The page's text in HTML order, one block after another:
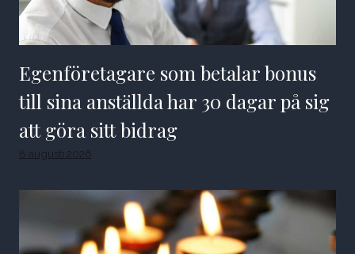
Egenföretagare som betalar bonus
till sina anställda har 30 dagar på sig
att göra sitt bidrag
8 augusti 2026